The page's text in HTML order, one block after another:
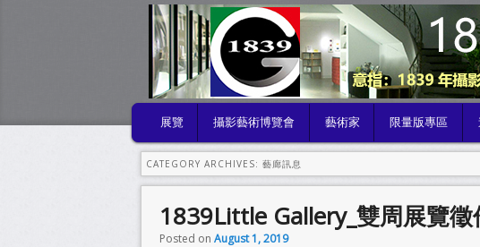
MAIN MENU
SKIP TO PRIMARY CONTENT
SKIP TO SECONDARY CONTENT
展覽 攝影藝術博覽會 藝術家 限量版專區
CATEGORY ARCHIVES: 藝廊訊息
1839Little Gallery_雙周展覽徵
Posted on August 1, 2019